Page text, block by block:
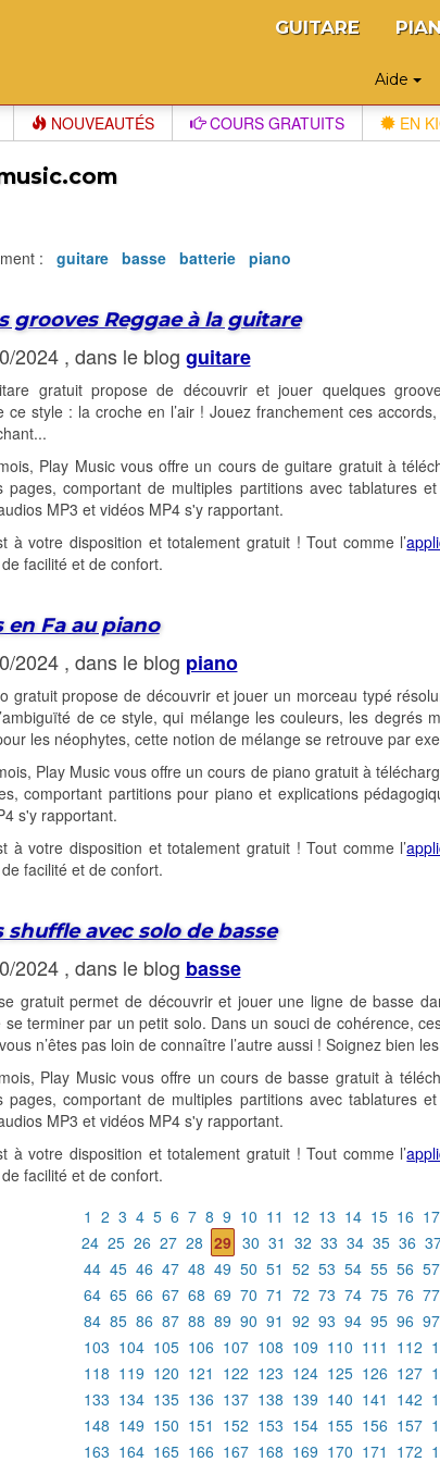
GUITARE
Aide
NOUVEAUTÉS COURS GRATUITS EN
: guitare basse batterie piano
grooves Reggae à la guitare
2024 , dans le blog guitare
gratuit propose de découvrir et jouer quelques
ce style : la croche en l’air ! Jouez franchement ces
Play Music vous offre un cours de guitare gratuit à
pages, comportant de multiples partitions avec tablatures
MP3 et vidéos MP4 s'y rapportant.
à votre disposition et totalement gratuit ! Tout comme l’
facilité et de confort.
en Fa au piano
2024 , dans le blog piano
gratuit propose de découvrir et jouer un morceau typé
de ce style, qui mélange les couleurs, les degrés
les néophytes, cette notion de mélange se retrouve par
Play Music vous offre un cours de piano gratuit à
comportant partitions pour piano et explications
s'y rapportant.
à votre disposition et totalement gratuit ! Tout comme l’
facilité et de confort.
shuffle avec solo de basse
2024 , dans le blog basse
gratuit permet de découvrir et jouer une ligne de basse
terminer par un petit solo. Dans un souci de cohérence,
n’êtes pas loin de connaître l’autre aussi ! Soignez bien
Play Music vous offre un cours de basse gratuit à
pages, comportant de multiples partitions avec tablatures
MP3 et vidéos MP4 s'y rapportant.
à votre disposition et totalement gratuit ! Tout comme l’
facilité et de confort.
1 2 3 4 5 6 7 8 9 10 11 12 13 14 15 16 17
24 25 26 27 28 29 30 31 32 33 34 35 36
44 45 46 47 48 49 50 51 52 53 54 55 56 57
64 65 66 67 68 69 70 71 72 73 74 75 76 77
84 85 86 87 88 89 90 91 92 93 94 95 96 97
103 104 105 106 107 108 109 110 111 112
118 119 120 121 122 123 124 125 126 127
133 134 135 136 137 138 139 140 141 142
148 149 150 151 152 153 154 155 156 157
163 164 165 166 167 168 169 170 171 172